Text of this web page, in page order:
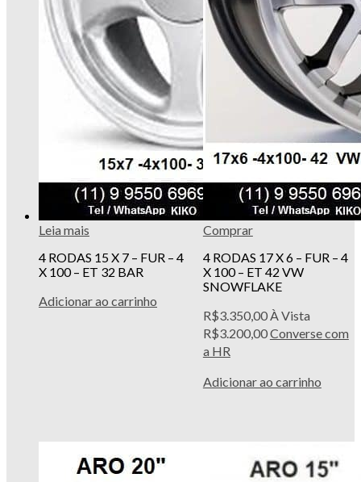
Leia mais
4 RODAS 15 X 7 – FUR – 4
X 100 – ET 32 BAR
Adicionar ao carrinho
Comprar
4 RODAS 17 X 6 – FUR – 4
X 100 – ET 42 VW
SNOWFLAKE
R$3.350,00 À Vista
R$3.200,00Converse com
a HR
Adicionar ao carrinho